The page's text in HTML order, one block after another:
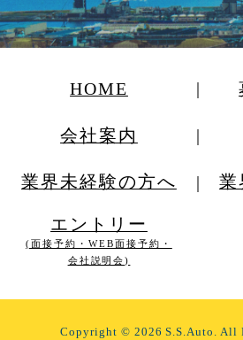
HOME
エントリー
(面接予約・WEB面接予約・
会社説明会)
会社案内
業界未経験の方へ 業
Copyright © 2026 S.S.Auto. All